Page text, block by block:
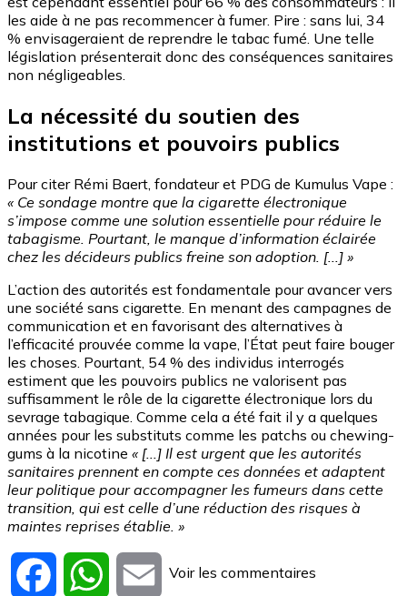
les aide à ne pas recommencer à fumer. Pire : sans lui, 34
% envisageraient de reprendre le tabac fumé. Une telle
législation présenterait donc des conséquences sanitaires
non négligeables.
La nécessité du soutien des
institutions et pouvoirs publics
Pour citer Rémi Baert, fondateur et PDG de Kumulus Vape :
« Ce sondage montre que la cigarette électronique
s’impose comme une solution essentielle pour réduire le
tabagisme. Pourtant, le manque d’information éclairée
chez les décideurs publics freine son adoption. [...] »
L’action des autorités est fondamentale pour avancer vers
une société sans cigarette. En menant des campagnes de
communication et en favorisant des alternatives à
l’efficacité prouvée comme la vape, l’État peut faire bouger
les choses. Pourtant, 54 % des individus interrogés
estiment que les pouvoirs publics ne valorisent pas
suffisamment le rôle de la cigarette électronique lors du
sevrage tabagique. Comme cela a été fait il y a quelques
années pour les substituts comme les patchs ou chewing-
gums à la nicotine « [...] Il est urgent que les autorités
sanitaires prennent en compte ces données et adaptent
leur politique pour accompagner les fumeurs dans cette
transition, qui est celle d’une réduction des risques à
maintes reprises établie. »
Facebook WhatsApp
Email
Voir les commentaires